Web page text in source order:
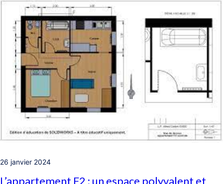
26 janvier 2024
L’appartement F2 : un espace polyvalent et